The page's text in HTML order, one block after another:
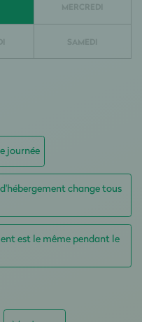
MERCREDI
SAMEDI
journée
change tous
est le même pendant le